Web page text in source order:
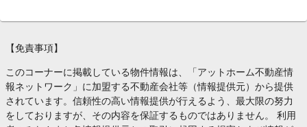
【免責事項】
このコーナーに掲載している物件情報は、「アットホーム不動産情
報ネットワーク」に加盟する不動産会社等（情報提供元）から提供
されています。信頼性の高い情報提供が行えるよう、最大限の努力
をしておりますが、その内容を保証するものではありません。 利用